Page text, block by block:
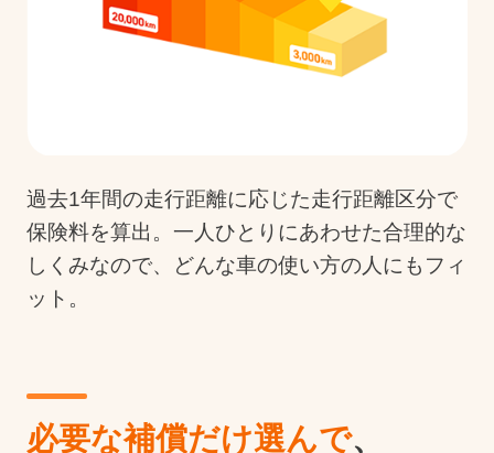
過去1年間の走行距離に応じた走行距離区分で
保険料を算出。一人ひとりにあわせた合理的な
しくみなので、どんな車の使い方の人にもフィ
ット。
必要な補償だけ選んで、